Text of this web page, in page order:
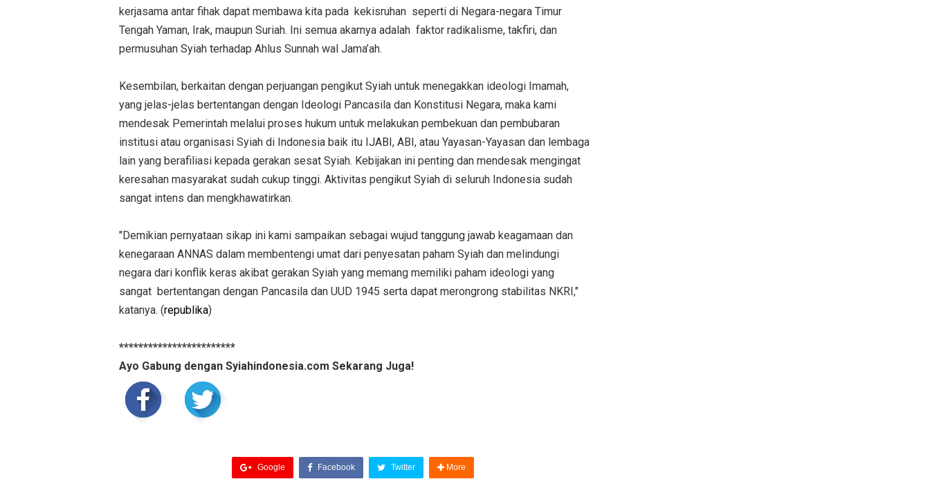
kerjasama antar fihak dapat membawa kita pada kekisruhan seperti di Negara-negara Timur
Tengah Yaman, Irak, maupun Suriah. Ini semua akarnya adalah faktor radikalisme, takfiri, dan
permusuhan Syiah terhadap Ahlus Sunnah wal Jama’ah.
Kesembilan, berkaitan dengan perjuangan pengikut Syiah untuk menegakkan ideologi Imamah,
yang jelas-jelas bertentangan dengan Ideologi Pancasila dan Konstitusi Negara, maka kami
mendesak Pemerintah melalui proses hukum untuk melakukan pembekuan dan pembubaran
institusi atau organisasi Syiah di Indonesia baik itu IJABI, ABI, atau Yayasan-Yayasan dan lembaga
lain yang berafiliasi kepada gerakan sesat Syiah. Kebijakan ini penting dan mendesak mengingat
keresahan masyarakat sudah cukup tinggi. Aktivitas pengikut Syiah di seluruh Indonesia sudah
sangat intens dan mengkhawatirkan.
"Demikian pernyataan sikap ini kami sampaikan sebagai wujud tanggung jawab keagamaan dan
kenegaraan ANNAS dalam membentengi umat dari penyesatan paham Syiah dan melindungi
negara dari konflik keras akibat gerakan Syiah yang memang memiliki paham ideologi yang
sangat bertentangan dengan Pancasila dan UUD 1945 serta dapat merongrong stabilitas NKRI,"
katanya. (republika)
************************
Ayo Gabung dengan Syiahindonesia.com Sekarang Juga!
Google Facebook Twitter More